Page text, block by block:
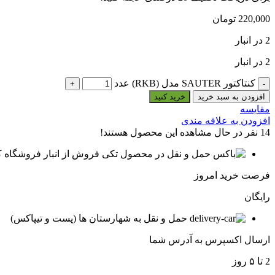
220,000 تومان
2 در انبار
2 در انبار
کنتاکتور SAUTER مدل (RKB) عدد
افزودن به سبد خرید خرید کنید
مقایسه
افزودن به علاقه مندی
14 نفر در حال مشاهده این محصول هستند!
فروش از انبار فروشگاه
فرصت خرید امروز
رایگان
حمل و نقل به شهارستان ها (پست و تیپاکس)
ارسال اکسپرس به آدرس شما
2 تا ۵ روز